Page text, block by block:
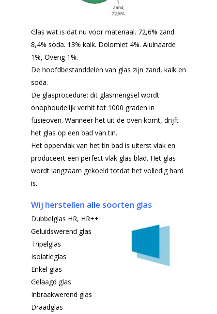
Glas wat is dat nu voor materiaal. 72,6% zand.
8,4% soda. 13% kalk. Dolomiet 4%. Aluinaarde
1%, Overig 1%.
De hoofdbestanddelen van glas zijn zand, kalk en
soda.
De glasprocedure: dit glasmengsel wordt
onophoudelijk verhit tot 1000 graden in
fusieoven. Wanneer het uit de oven komt, drijft
het glas op een bad van tin.
Het oppervlak van het tin bad is uiterst vlak en
produceert een perfect vlak glas blad. Het glas
wordt langzaam gekoeld totdat het volledig hard
is.
Wij herstellen alle soorten glas
Dubbelglas HR, HR++
Geluidswerend glas
Tripelglas
Isolatieglas
Enkel glas
Gelaagd glas
Inbraakwerend glas
Draadglas